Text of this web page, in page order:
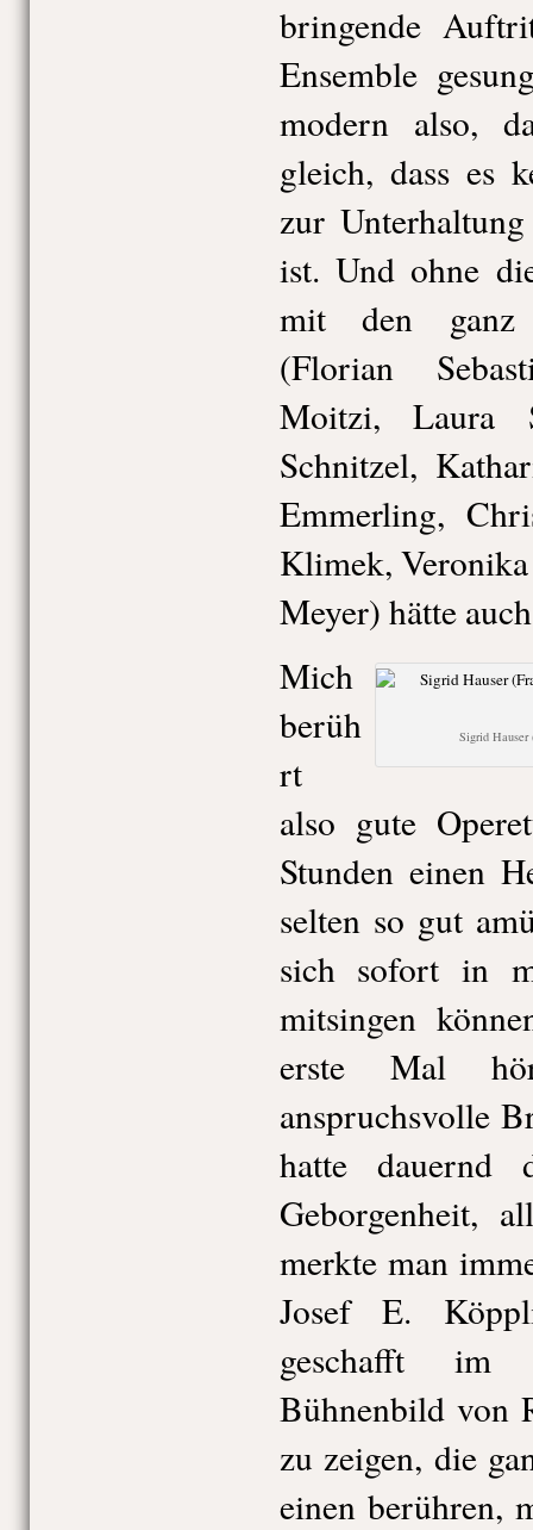
bringende
Ensemble
modern also,
gleich, dass es
zur
ist. Und ohne
mit den ganz
(Florian
Moitzi, Laura
Schnitzel,
Emmerling,
Klimek,
Meyer) hätte
Sigrid
Mich
berüh
rt
also gute
Stunden einen
selten so gut
sich sofort in
mitsingen
erste Mal
anspruchsvolle
hatte dauernd
Geborgenheit,
merkte man
Josef E.
geschafft im
Bühnenbild von
zu zeigen, die
einen berühren,